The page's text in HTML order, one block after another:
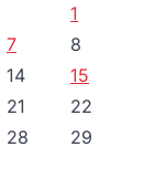
1
7
8
14
15
21
22
28
29